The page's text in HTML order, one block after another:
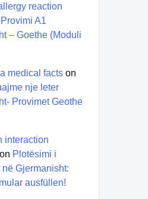
reaction
Provimi A1
– Goethe (Moduli
medical facts on
nje leter
Provimet Geothe
interaction
on Plotësimi i
në Gjermanisht:
ausfüllen!